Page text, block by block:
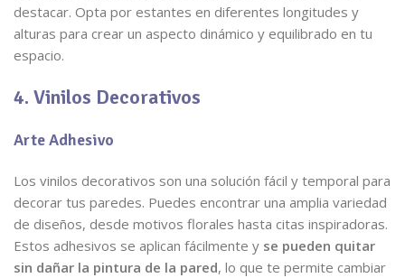
destacar. Opta por estantes en diferentes longitudes y
alturas para crear un aspecto dinámico y equilibrado en tu
espacio.
4. Vinilos Decorativos
Arte Adhesivo
Los vinilos decorativos son una solución fácil y temporal para
decorar tus paredes. Puedes encontrar una amplia variedad
de diseños, desde motivos florales hasta citas inspiradoras.
Estos adhesivos se aplican fácilmente y se pueden quitar
sin dañar la pintura de la pared, lo que te permite cambiar